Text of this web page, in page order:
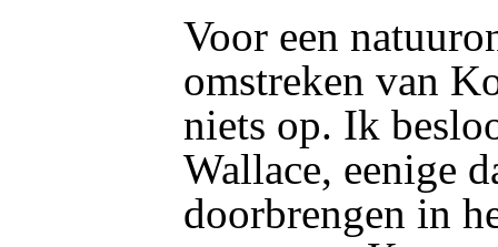
Voor een
omstreken van
niets op. Ik
Wallace, eenige
doorbrengen in